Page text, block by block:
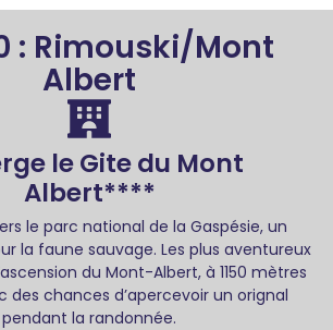
: Rimouski/Mont
Albert
le Gite du Mont
Albert****
le parc national de la Gaspésie, un
la faune sauvage. Les plus aventureux
du Mont-Albert, à 1150 mètres
des chances d’apercevoir un orignal
pendant la randonnée.